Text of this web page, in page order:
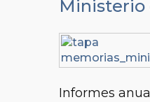
Ministerio
Informes